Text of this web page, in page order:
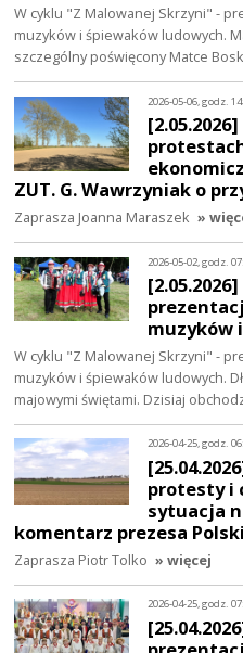
W cyklu "Z Malowanej Skrzyni" -
muzyków i śpiewaków ludowych.
szczególny poświęcony Matce
2026-05-06, godz.
ZUT. G. Wawrzyniak o
Zaprasza Joanna Maraszek »
2026-05-02, godz.
muzyków
W cyklu "Z Malowanej Skrzyni" -
muzyków i śpiewaków ludowych.
majowymi świętami. Dzisiaj
2026-04-25, godz.
protesty i
sytuacja
komentarz prezesa
Zaprasza Piotr Tolko » więcej
2026-04-25, godz.